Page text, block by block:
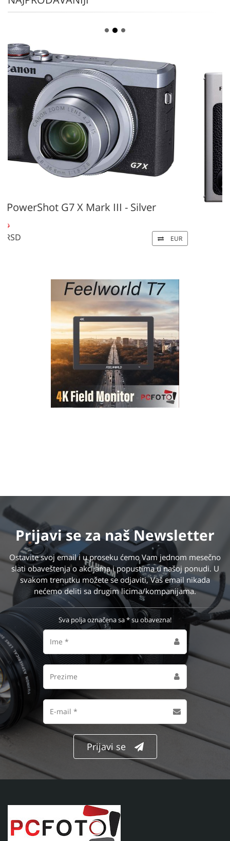
Prijavi seza naš Newsletter
Ostavite svoj email i u proseku ćemo Vam jednom mesečno
slati obaveštenja o akcijama i popustima u našoj ponudi. U
svakom trenutku možete se odjaviti, Vaš email nikada
nećemo deliti sa drugim licima/kompanijama.
Sva polja označena sa * su obavezna!
Ime
Prezime
Email